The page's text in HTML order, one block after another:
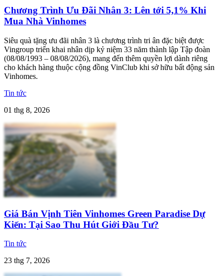
Chương Trình Ưu Đãi Nhân 3: Lên tới 5,1% Khi
Mua Nhà Vinhomes
Siêu quà tặng ưu đãi nhân 3 là chương trình tri ân đặc biệt được
Vingroup triển khai nhân dịp kỷ niệm 33 năm thành lập Tập đoàn
(08/08/1993 – 08/08/2026), mang đến thêm quyền lợi dành riêng
cho khách hàng thuộc cộng đồng VinClub khi sở hữu bất động sản
Vinhomes.
Tin tức
01 thg 8, 2026
Giá Bán Vịnh Tiên Vinhomes Green Paradise Dự
Kiến: Tại Sao Thu Hút Giới Đầu Tư?
Tin tức
23 thg 7, 2026